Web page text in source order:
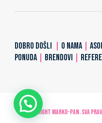
DOBRO DOŠLI O NAMA
PONUDA
BRENDOVI
© Copyright MARKO-PAN. Sva